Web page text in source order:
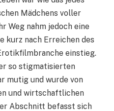
Mädchens voller
Weg nahm jedoch eine
kurz nach Erreichen des
einstieg.
so stigmatisierten
mutig und wurde von
und wirtschaftlichen
Abschnitt befasst sich